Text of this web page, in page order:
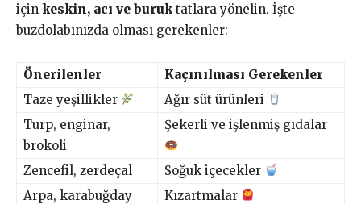
için keskin, acı ve buruk tatlara yönelin. İşte
buzdolabınızda olması gerekenler:
Önerilenler
Kaçınılması Gerekenler
Taze yeşillikler
Ağır süt ürünleri
Turp, enginar,
brokoli
Şekerli ve işlenmiş gıdalar
Zencefil, zerdeçal
Soğuk içecekler
Arpa, karabuğday
Kızartmalar